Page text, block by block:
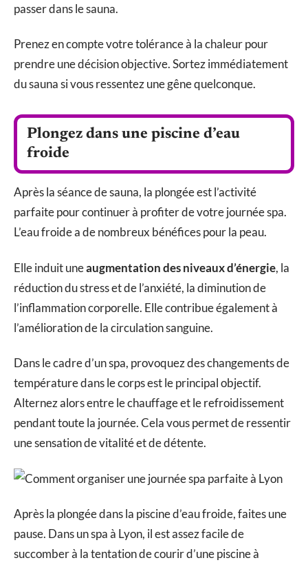
passer dans le sauna.
Prenez en compte votre tolérance à la chaleur pour
prendre une décision objective. Sortez immédiatement
du sauna si vous ressentez une gêne quelconque.
Plongez dans une piscine d’eau
froide
Après la séance de sauna, la plongée est l’activité
parfaite pour continuer à profiter de votre journée spa.
L’eau froide a de nombreux bénéfices pour la peau.
Elle induit uneaugmentation des niveaux d’énergie, la
réduction du stress et de l’anxiété, la diminution de
l’inflammation corporelle. Elle contribue également à
l’amélioration de la circulation sanguine.
Dans le cadre d’un spa, provoquez des changements de
température dans le corps est le principal objectif.
Alternez alors entre le chauffage et le refroidissement
pendant toute la journée. Cela vous permet de ressentir
une sensation de vitalité et de détente.
Après la plongée dans la piscine d’eau froide, faites une
pause. Dans un spa à Lyon, il est assez facile de
succomber à la tentation de courir d’une piscine à